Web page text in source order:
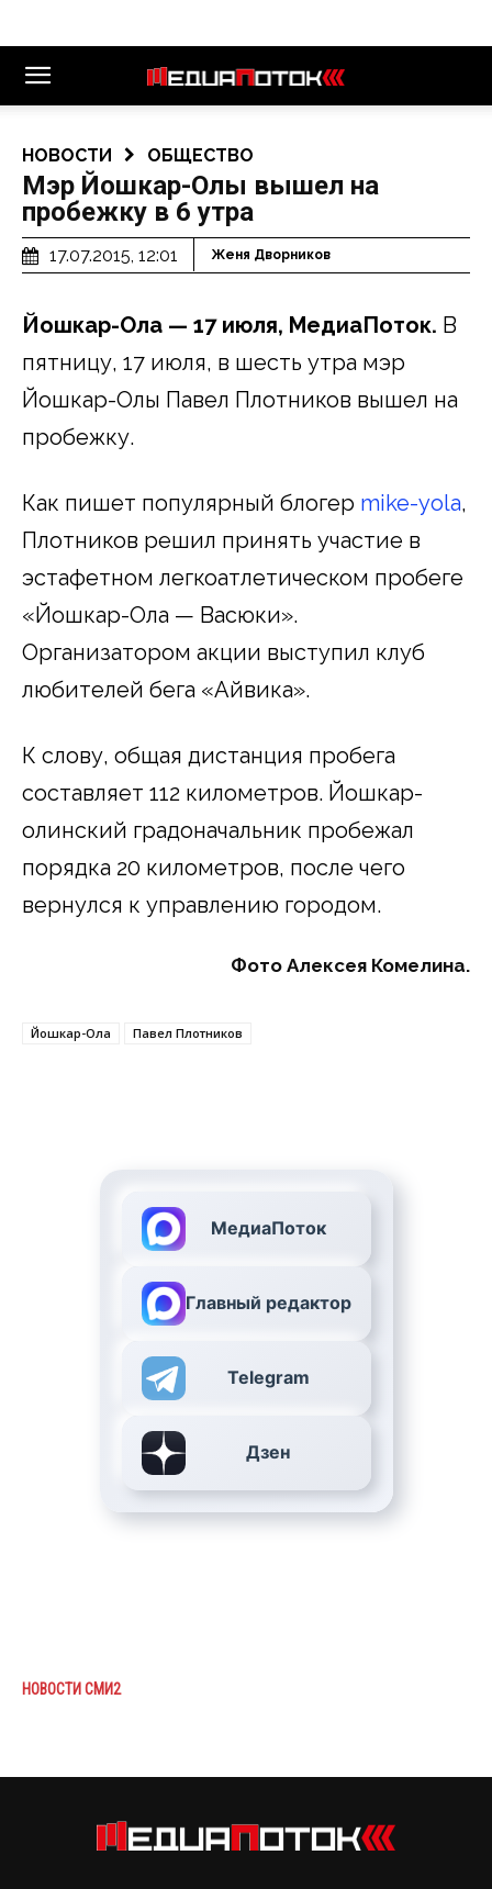
НОВОСТИ ОБЩЕСТВО
Мэр Йошкар-Олы вышел на
пробежку в 6 утра
17.07.2015, 12:01 Женя Дворников
Йошкар-Ола — 17 июля, МедиаПоток. В
пятницу, 17 июля, в шесть утра мэр
Йошкар-Олы Павел Плотников вышел на
пробежку.
Как пишет популярный блогер mike-yola,
Плотников решил принять участие в
эстафетном легкоатлетическом пробеге
«Йошкар-Ола — Васюки».
Организатором акции выступил клуб
любителей бега «Айвика».
К слову, общая дистанция пробега
составляет 112 километров. Йошкар-
олинский градоначальник пробежал
порядка 20 километров, после чего
вернулся к управлению городом.
Фото Алексея Комелина.
Йошкар-Ола Павел Плотников
МедиаПоток
Главный редактор
Telegram
Дзен
НОВОСТИ СМИ2